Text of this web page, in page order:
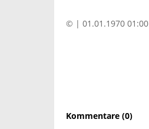
© | 01.01.1970 01:00
Kommentare (0)